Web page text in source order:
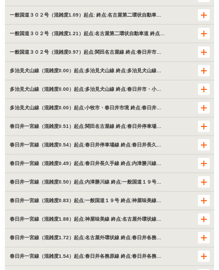
一般国道３０２号（混雑度1.09）起点: 終点:名古屋第二環状自動車…
一般国道３０２号（混雑度1.21）起点:名古屋第二環状自動車道 終点…
一般国道３０２号（混雑度0.97）起点:関田名古屋線 終点:春日井市…
多治見犬山線（混雑度0.00）起点:多治見犬山線 終点:多治見犬山線…
多治見犬山線（混雑度0.00）起点:多治見犬山線 終点:春日井市・小…
多治見犬山線（混雑度0.00）起点:小牧市・春日井市境 終点:春日井…
春日井一宮線（混雑度0.51）起点:関田名古屋線 終点:春日井停車場…
春日井一宮線（混雑度0.54）起点:春日井停車場線 終点:春日井長久…
春日井一宮線（混雑度0.49）起点:春日井長久手線 終点:内津勝川線…
春日井一宮線（混雑度0.50）起点:内津勝川線 終点:一般国道１９号…
春日井一宮線（混雑度0.83）起点:一般国道１９号 終点:神屋味美線…
春日井一宮線（混雑度1.88）起点:神屋味美線 終点:名古屋外環状線…
春日井一宮線（混雑度1.72）起点:名古屋外環状線 終点:春日井各務…
春日井一宮線（混雑度1.54）起点:春日井各務原線 終点:春日井各務…